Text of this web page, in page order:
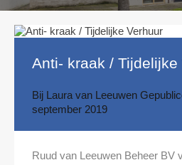
Anti- kraak / Tijdelijke
Bij Laura van Leeuwen
september 2019
Ruud van Leeuwen Beheer BV